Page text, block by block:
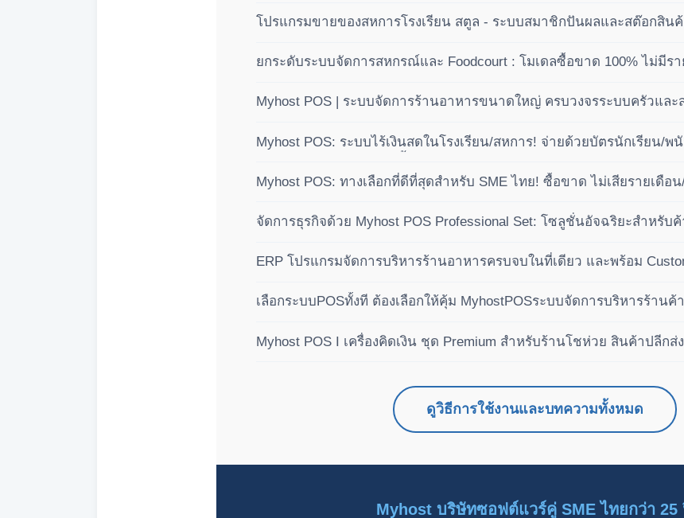
โปรแกรมขายของสหการโรงเรียน สตูล - ระบบสมาชิกปันผลและสต๊อกสินค้
ยกระดับระบบจัดการสหกรณ์และ Foodcourt : โมเดลซื้อขาด 100% ไม่มีร
Myhost POS | ระบบจัดการร้านอาหารขนาดใหญ่ ครบวงจรระบบครัวและ
Myhost POS: ระบบไร้เงินสดในโรงเรียน/สหการ! จ่ายด้วยบัตรนักเรียน/
Myhost POS: ทางเลือกที่ดีที่สุดสำหรับ SME ไทย! ซื้อขาด ไม่เสียรายเดือ
จัดการธุรกิจด้วย Myhost POS Professional Set: โซลูชั่นอัจฉริยะสำหรับ
ERP โปรแกรมจัดการบริหารร้านอาหารครบจบในที่เดียว และพร้อม
เลือกระบบPOSทั้งที ต้องเลือกให้คุ้ม MyhostPOSระบบจัดการบริหารร้านค้
Myhost POS I เครื่องคิดเงิน ชุด Premium สำหรับร้านโชห่วย สินค้าปลีกส่
ดูวิธีการใช้งานและบทความทั้งหมด
Myhost บริษัทซอฟต์แวร์คู่ SME ไทยกว่า 25